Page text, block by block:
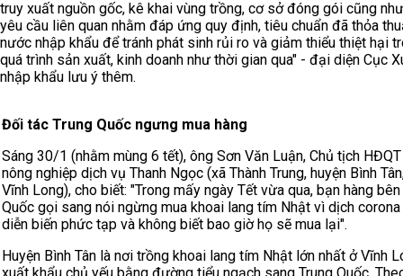
truy xuất nguồn gốc, kê khai vùng trồng, cơ sở đóng gói cũng
yêu cầu liên quan nhằm đáp ứng quy định, tiêu chuẩn đã thỏa
nước nhập khẩu để tránh phát sinh rủi ro và giảm thiểu thiệt hại
quá trình sản xuất, kinh doanh như thời gian qua" - đại diện Cục
nhập khẩu lưu ý thêm.
Đối tác Trung Quốc ngưng mua hàng
Sáng 30/1 (nhằm mùng 6 tết), ông Sơn Văn Luận, Chủ tịch
nông nghiệp dịch vụ Thanh Ngọc (xã Thành Trung, huyện Bình
Vĩnh Long), cho biết: "Trong mấy ngày Tết vừa qua, bạn hàng bên
Quốc gọi sang nói ngừng mua khoai lang tím Nhật vì dịch
diễn biến phức tạp và không biết bao giờ họ sẽ mua lại".
Huyện Bình Tân là nơi trồng khoai lang tím Nhật lớn nhất ở Vĩnh